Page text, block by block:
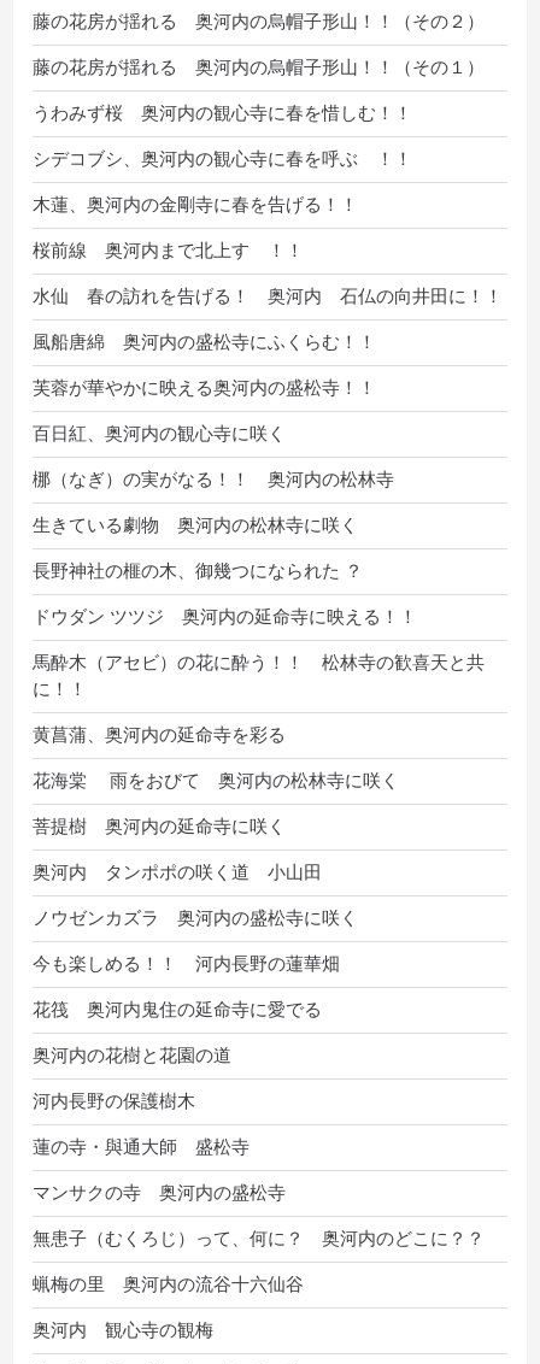
藤の花房が揺れる 奥河内の烏帽子形山！！（その２）
藤の花房が揺れる 奥河内の烏帽子形山！！（その１）
うわみず桜 奥河内の観心寺に春を惜しむ！！
シデコブシ、奥河内の観心寺に春を呼ぶ ！！
木蓮、奥河内の金剛寺に春を告げる！！
桜前線 奥河内まで北上す ！！
水仙 春の訪れを告げる！ 奥河内 石仏の向井田に！！
風船唐綿 奥河内の盛松寺にふくらむ！！
芙蓉が華やかに映える奥河内の盛松寺！！
百日紅、奥河内の観心寺に咲く
梛（なぎ）の実がなる！！ 奥河内の松林寺
生きている劇物 奥河内の松林寺に咲く
長野神社の榧の木、御幾つになられた ？
ドウダン ツツジ 奥河内の延命寺に映える！！
馬酔木（アセビ）の花に酔う！！ 松林寺の歓喜天と共
に！！
黄菖蒲、奥河内の延命寺を彩る
花海棠 雨をおびて 奥河内の松林寺に咲く
菩提樹 奥河内の延命寺に咲く
奥河内 タンポポの咲く道 小山田
ノウゼンカズラ 奥河内の盛松寺に咲く
今も楽しめる！！ 河内長野の蓮華畑
花筏 奥河内鬼住の延命寺に愛でる
奥河内の花樹と花園の道
河内長野の保護樹木
蓮の寺・與通大師 盛松寺
マンサクの寺 奥河内の盛松寺
無患子（むくろじ）って、何に？ 奥河内のどこに？？
蝋梅の里 奥河内の流谷十六仙谷
奥河内 観心寺の観梅